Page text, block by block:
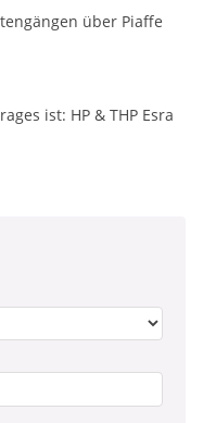
über Piaffe
ist: HP & THP Esra